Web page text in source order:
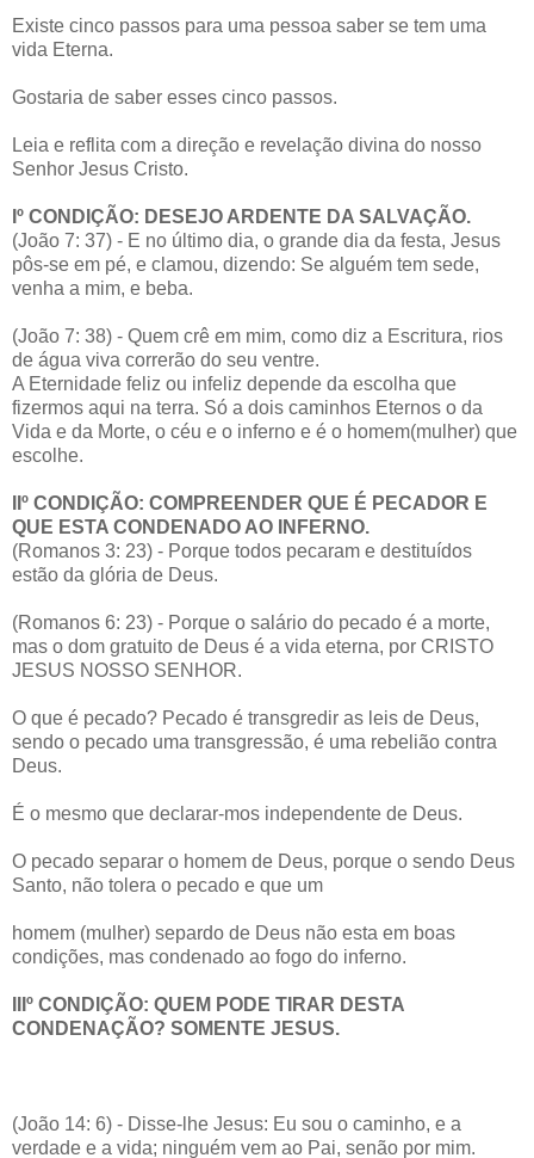
Existe cinco passos para uma pessoa saber se tem uma
vida Eterna.
Gostaria de saber esses cinco passos.
Leia e reflita com a direção e revelação divina do nosso
Senhor Jesus Cristo.
Iº CONDIÇÃO: DESEJO ARDENTE DA SALVAÇÃO.
(João 7: 37) - E no último dia, o grande dia da festa, Jesus
pôs-se em pé, e clamou, dizendo: Se alguém tem sede,
venha a mim, e beba.
(João 7: 38) - Quem crê em mim, como diz a Escritura, rios
de água viva correrão do seu ventre.
A Eternidade feliz ou infeliz depende da escolha que
fizermos aqui na terra. Só a dois caminhos Eternos o da
Vida e da Morte, o céu e o inferno e é o homem(mulher) que
escolhe.
IIº CONDIÇÃO: COMPREENDER QUE É PECADOR E
QUE ESTA CONDENADO AO INFERNO.
(Romanos 3: 23) - Porque todos pecaram e destituídos
estão da glória de Deus.
(Romanos 6: 23) - Porque o salário do pecado é a morte,
mas o dom gratuito de Deus é a vida eterna, por CRISTO
JESUS NOSSO SENHOR.
O que é pecado? Pecado é transgredir as leis de Deus,
sendo o pecado uma transgressão, é uma rebelião contra
Deus.
É o mesmo que declarar-mos independente de Deus.
O pecado separar o homem de Deus, porque o sendo Deus
Santo, não tolera o pecado e que um
homem (mulher) separdo de Deus não esta em boas
condições, mas condenado ao fogo do inferno.
IIIº CONDIÇÃO: QUEM PODE TIRAR DESTA
CONDENAÇÃO? SOMENTE JESUS.
(João 14: 6) - Disse-lhe Jesus: Eu sou o caminho, e a
verdade e a vida; ninguém vem ao Pai, senão por mim.